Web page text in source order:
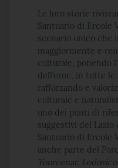
Le loro storie
Santuario di Ercole
scenario unico che
maggiormente e
culturale, ponendo
dell’eroe, in tutte le
rafforzando e
culturale e
uno dei punti di
suggestivi del
Santuario di Ercole
anche parte del
Yourcenar,